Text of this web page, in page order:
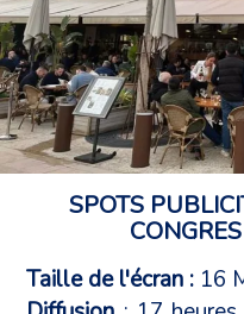
SPOTS
Taille de l'écran : 16